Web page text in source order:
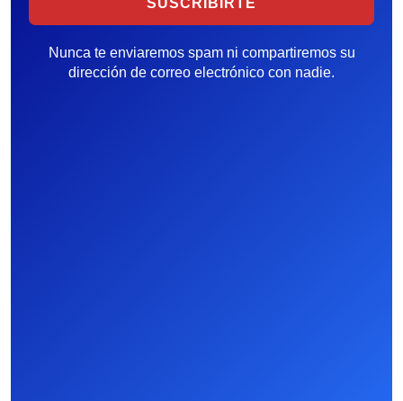
Nunca te enviaremos spam ni compartiremos su
dirección de correo electrónico con nadie.